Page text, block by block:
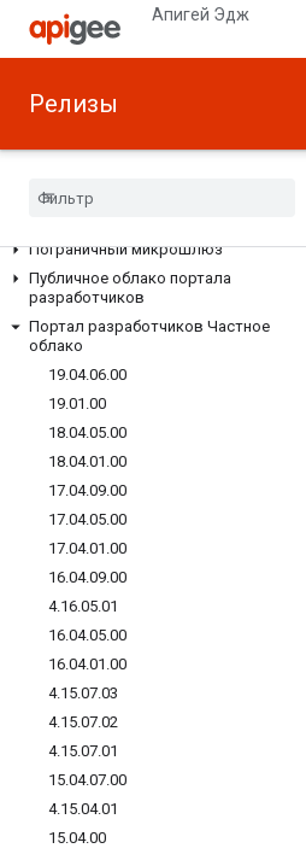
Апигей Эдж
Релизы
ПРИМЕЧАНИЯ К РЕЛИЗАМ
Все примечания к выпуску
Пограничное общедоступное облако
Пограничный микрошлюз
Публичное облако портала
разработчиков
Портал разработчиков Частное
облако
19.04.06.00
19.01 .00
18.04.05.00
18.04.01 .00
17.04.09.00
17.04.05.00
17.04.01 .00
16.04.09.00
4.16.05.01
16.04.05.00
16.04.01 .00
4.15.07.03
4.15.07.02
4.15.07.01
15.04.07.00
4.15.04.01
15.04.00